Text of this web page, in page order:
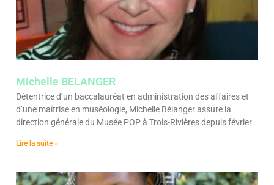
Michelle BELANGER
Détentrice d’un baccalauréat en administration des affaires et
d’une maîtrise en muséologie, Michelle Bélanger assure la
direction générale du Musée POP à Trois-Rivières depuis février
Lire la suite »